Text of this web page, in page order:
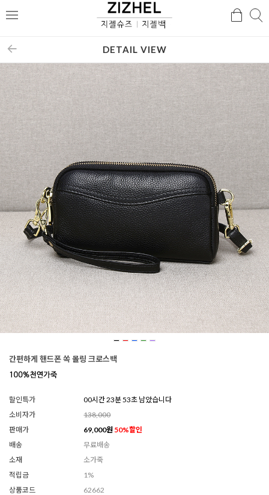
메
검
DETAIL VIEW
간편하게 핸드폰 쏙 몰링 크로스백
할인특가
00시간 23분 49초 남았습니다
소비자가
138,000
판매가
69,000원 50%할인
배송
무료배송
소재
소가죽
적립금
1%
상품코드
62662